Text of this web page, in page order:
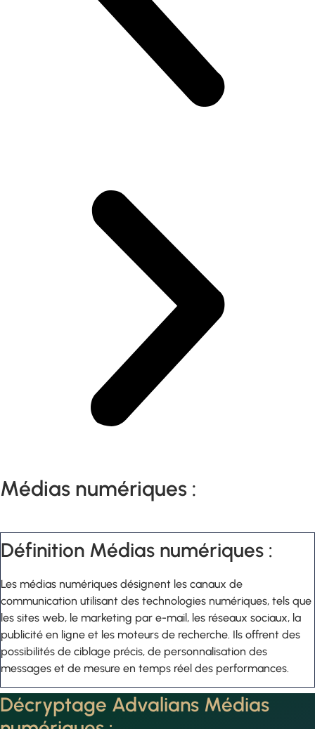
Médias numériques :
Définition Médias numériques :
Les médias numériques désignent les canaux de
communication utilisant des technologies numériques, tels que
les sites web, le marketing par e-mail, les réseaux sociaux, la
publicité en ligne et les moteurs de recherche. Ils offrent des
possibilités de ciblage précis, de personnalisation des
messages et de mesure en temps réel des performances.
Décryptage Advalians Médias